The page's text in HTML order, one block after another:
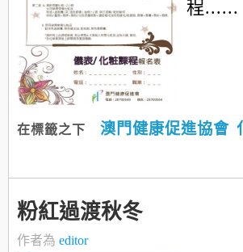
程......
在標籤之下 澳門健康促進協會
粉紅過渡秋冬
作者為 editor